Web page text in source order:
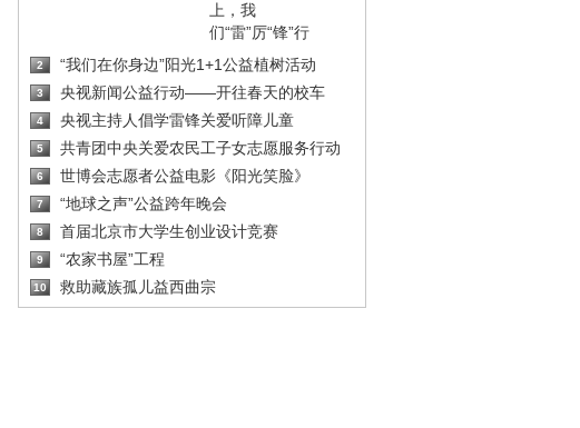
上，我
们“雷”厉“锋”行
2 “我们在你身边”阳光1+1公益植树活动
3 央视新闻公益行动——开往春天的校车
4 央视主持人倡学雷锋关爱听障儿童
5 共青团中央关爱农民工子女志愿服务行动
6 世博会志愿者公益电影《阳光笑脸》
7 “地球之声”公益跨年晚会
8 首届北京市大学生创业设计竞赛
9 “农家书屋”工程
10 救助藏族孤儿益西曲宗